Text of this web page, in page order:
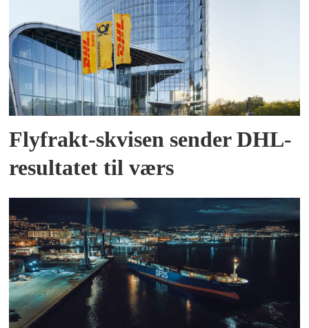
Flyfrakt-skvisen sender DHL-
resultatet til værs